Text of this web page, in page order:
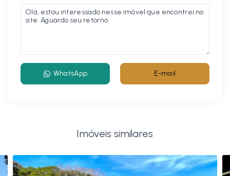
WhatsApp E-mail
Imóveis similares